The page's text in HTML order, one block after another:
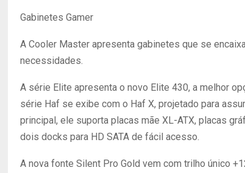
Gabinetes Gamer
A Cooler Master apresenta gabinetes que se
necessidades.
A série Elite apresenta o novo Elite 430, a melhor
série Haf se exibe com o Haf X, projetado para
principal, ele suporta placas mãe XL-ATX, placas
dois docks para HD SATA de fácil acesso.
A nova fonte Silent Pro Gold vem com trilho único